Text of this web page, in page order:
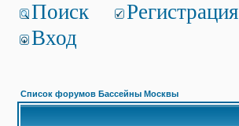
Поиск Регистрация
Вход
Список форумов Бассейны Москвы